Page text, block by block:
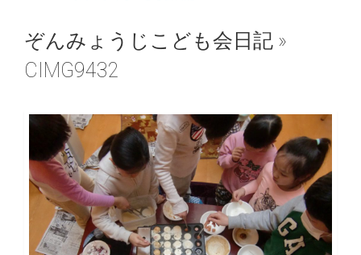
ぞんみょうじこども会日記 »
CIMG9432